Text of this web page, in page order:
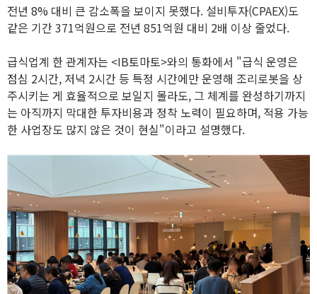
전년 8% 대비 큰 감소폭을 보이지 못했다. 설비투자(CPAEX)도
같은 기간 371억원으로 전년 851억원 대비 2배 이상 줄었다.
급식업계 한 관계자는 <IB토마토>와의 통화에서 "급식 운영은
점심 2시간, 저녁 2시간 등 특정 시간에만 운영해 조리로봇을 상
주시키는 게 효율적으로 보일지 몰라도, 그 체계를 완성하기까지
는 아직까지 막대한 투자비용과 정착 노력이 필요하며, 적용 가능
한 사업장도 많지 않은 것이 현실"이라고 설명했다.